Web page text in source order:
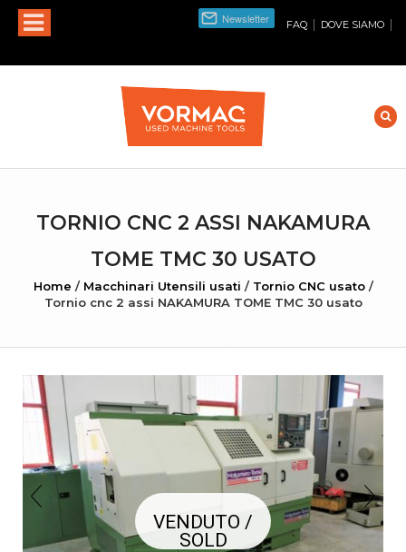
FAQ | DOVE SIAMO |
TORNIO CNC 2 ASSI NAKAMURA
TOME TMC 30 USATO
Home / Macchinari Utensili usati / Tornio CNC usato /
Tornio cnc 2 assi NAKAMURA TOME TMC 30 usato
VENDUTO /
SOLD